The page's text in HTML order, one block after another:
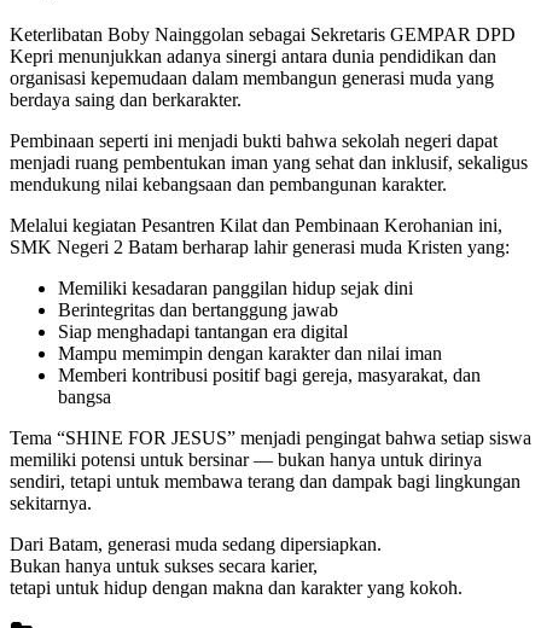
Keterlibatan Boby Nainggolan sebagai Sekretaris GEMPAR DPD
Kepri menunjukkan adanya sinergi antara dunia pendidikan dan
organisasi kepemudaan dalam membangun generasi muda yang
berdaya saing dan berkarakter.
Pembinaan seperti ini menjadi bukti bahwa sekolah negeri dapat
menjadi ruang pembentukan iman yang sehat dan inklusif, sekaligus
mendukung nilai kebangsaan dan pembangunan karakter.
Melalui kegiatan Pesantren Kilat dan Pembinaan Kerohanian ini,
SMK Negeri 2 Batam berharap lahir generasi muda Kristen yang:
Memiliki kesadaran panggilan hidup sejak dini
Berintegritas dan bertanggung jawab
Siap menghadapi tantangan era digital
Mampu memimpin dengan karakter dan nilai iman
Memberi kontribusi positif bagi gereja, masyarakat, dan
bangsa
Tema “SHINE FOR JESUS” menjadi pengingat bahwa setiap siswa
memiliki potensi untuk bersinar — bukan hanya untuk dirinya
sendiri, tetapi untuk membawa terang dan dampak bagi lingkungan
sekitarnya.
Dari Batam, generasi muda sedang dipersiapkan.
Bukan hanya untuk sukses secara karier,
tetapi untuk hidup dengan makna dan karakter yang kokoh.